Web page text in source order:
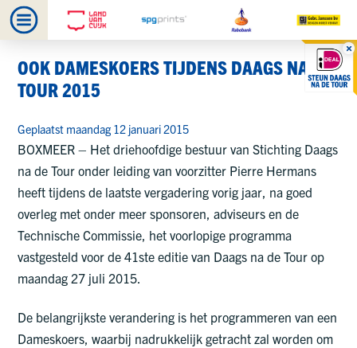
OOK DAMESKOERS TIJDENS DAAGS NA DE
TOUR 2015
Geplaatst maandag 12 januari 2015
BOXMEER – Het driehoofdige bestuur van Stichting Daags
na de Tour onder leiding van voorzitter Pierre Hermans
heeft tijdens de laatste vergadering vorig jaar, na goed
overleg met onder meer sponsoren, adviseurs en de
Technische Commissie, het voorlopige programma
vastgesteld voor de 41ste editie van Daags na de Tour op
maandag 27 juli 2015.
De belangrijkste verandering is het programmeren van een
Dameskoers, waarbij nadrukkelijk getracht zal worden om